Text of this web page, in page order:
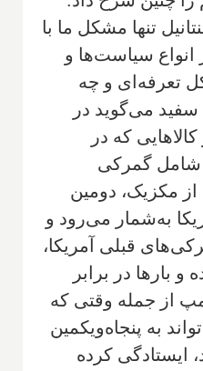
تنها مشکل ما با
انواع سیاست‌ها و
تعرفه‌ای و چه
سفید می‌گوید در
که در
آمده‌اند، شامل گمرکی
از مکزیک، دومین
به‌شمار می‌رود و
قبلی آمریکا،
و بارها در برابر
از جمله وقتی که
به پنجاه‌ویکمین
ایستادگی کرده